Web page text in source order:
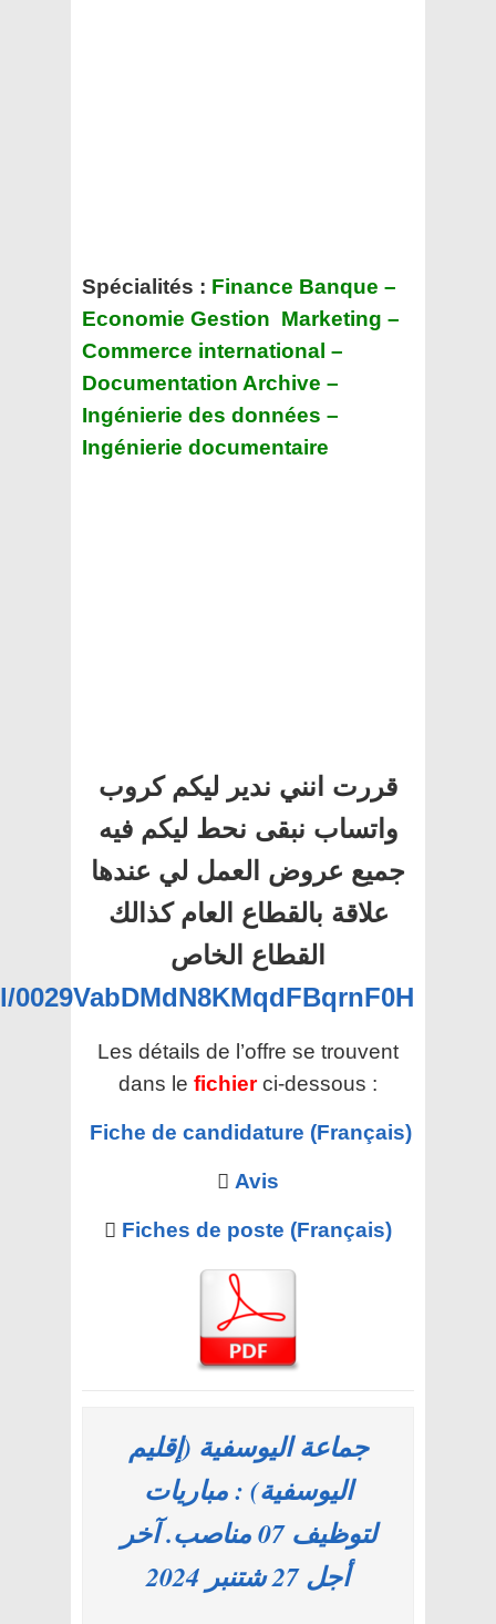
Spécialités : Finance Banque –
Economie Gestion Marketing –
Commerce international –
Documentation Archive –
Ingénierie des données –
Ingénierie documentaire
قررت انني ندير ليكم كروب
واتساب نبقى نحط ليكم فيه
جميع عروض العمل لي عندها
علاقة بالقطاع العام كذالك
القطاع الخاص
Les détails de l’offre se trouvent
dans le fichier ci-dessous :
Fiche de candidature (Français)
Avis
Fiches de poste (Français)
جماعة اليوسفية (إقليم
اليوسفية) : مباريات
لتوظيف 07 مناصب. آخر
أجل 27 شتنبر 2024